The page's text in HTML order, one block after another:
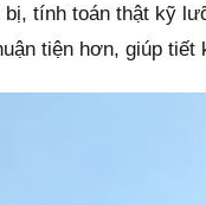
tính toán thật kỹ
tiện hơn, giúp